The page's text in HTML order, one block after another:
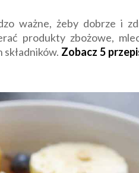
ważne, żeby dobrze i
produkty zbożowe,
Zobacz 5